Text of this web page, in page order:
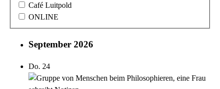
Café Luitpold
ONLINE
September 2026
Do. 24